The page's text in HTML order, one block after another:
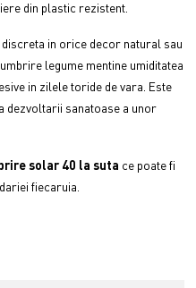
din plastic rezistent.
in orice decor natural sau
legume mentine umiditatea
in zilele toride de vara. Este
dezvoltarii sanatoase a unor
solar 40 la suta ce poate fi
fiecaruia.